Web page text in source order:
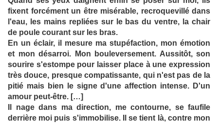
fixent forcément un être misérable, recroquevillé dans
l'eau, les mains repliées sur le bas du ventre, la chair
de poule courant sur les bras.
En un éclair, il mesure ma stupéfaction, mon émotion
et mon désarroi. Mon bouleversement. Aussitôt, son
sourire s'estompe pour laisser place à une expression
très douce, presque compatissante, qui n'est pas de la
pitié mais bien le signe d'une affection intense. D'un
amour peut-être. […]
Il nage dans ma direction, me contourne, se faufile
derrière moi puis s'immobilise. Il se tient là, contre mon